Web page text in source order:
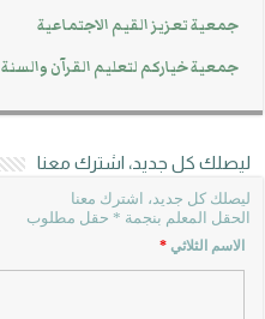
جمعية تعزيز القيم الاجتماعية
جمعية خياركم لتعليم القرآن والسنة
ليصلك كل جديد، اشترك معنا
ليصلك كل جديد، اشترك معنا
الحقل المعلم بنجمة * حقل مطلوب
الاسم الثلاثي*